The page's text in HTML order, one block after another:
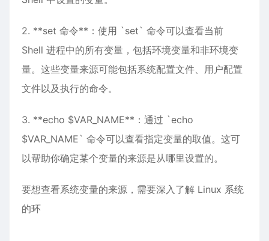
2. **set 命令**：使用 `set` 命令可以查看当前
Shell 进程中的所有变量，包括环境变量和非环境变
量。这些变量来源可能包括系统配置文件、用户配置
文件以及执行的命令。
3. **echo $VAR_NAME**：通过 `echo
$VAR_NAME` 命令可以查看指定变量的取值。这可
以帮助你确定某个变量的来源是从哪里设置的。
要想查看系统变量的来源，需要深入了解 Linux 系统
的环